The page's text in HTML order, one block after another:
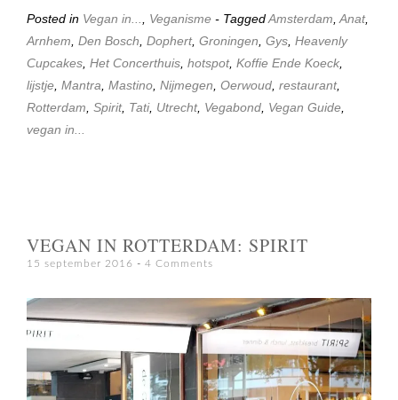
Posted in Vegan in... Veganisme - TaggedAmsterdam Anat,
Arnhem Den Bosch Dophert, Groningen Gys Heavenly
Cupcakes Het Concerthuis hotspot, Koffie Ende Koeck
lijstje Mantra Mastino Nijmegen Oerwoud restaurant,
Rotterdam Spirit, Tati, Utrecht, Vegabond Vegan Guide
vegan in...
VEGAN IN ROTTERDAM: SPIRIT
15 september 2016 4 Comments